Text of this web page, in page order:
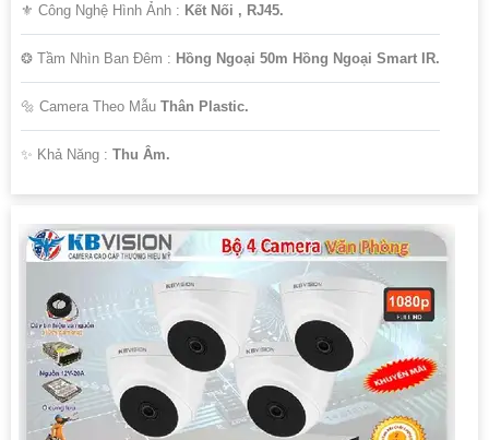
⚜️ Công Nghệ Hình Ảnh : Kết Nối , RJ45.
❂ Tầm Nhìn Ban Đêm : Hồng Ngoại 50m Hồng Ngoại Smart IR.
🔩 Camera Theo Mẫu Thân Plastic.
️✨ Khả Năng : Thu Âm.